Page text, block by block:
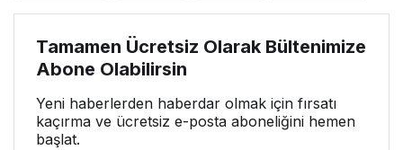
Tamamen Ücretsiz Olarak Bültenimize
Abone Olabilirsin
Yeni haberlerden haberdar olmak için fırsatı
kaçırma ve ücretsiz e-posta aboneliğini hemen
başlat.